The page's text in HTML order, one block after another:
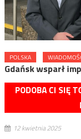
POLSKA
Gdańsk wsparł
PODOBA CI SIĘ
12 kwietnia 2025